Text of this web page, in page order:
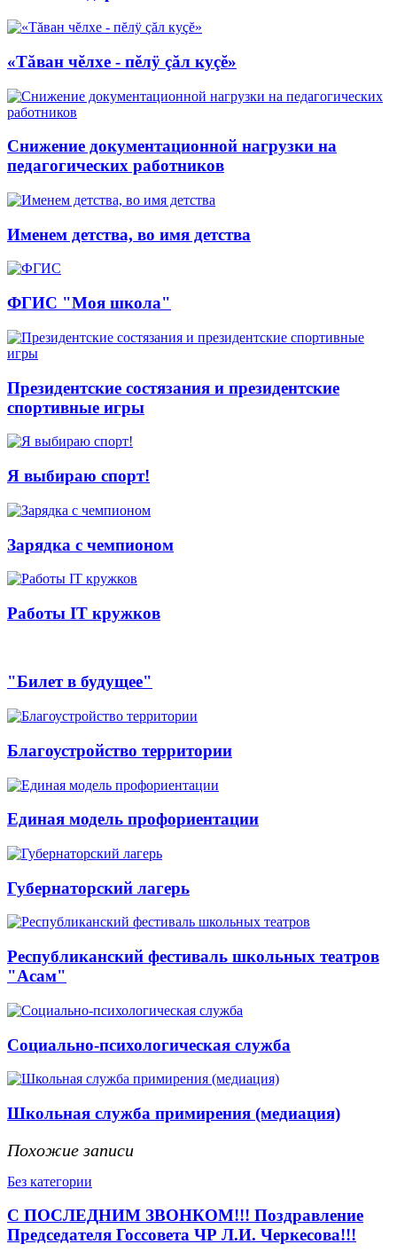
«Тăван чĕлхе - пĕлÿ çăл куçĕ»
Снижение документационной нагрузки на
педагогических работников
Именем детства, во имя детства
ФГИС "Моя школа"
Президентские состязания и президентские
спортивные игры
Я выбираю спорт!
Зарядка с чемпионом
Работы IT кружков
"Билет в будущее"
Благоустройство территории
Единая модель профориентации
Губернаторский лагерь
Республиканский фестиваль школьных театров
"Асам"
Социально-психологическая служба
Школьная служба примирения (медиация)
Похожие записи
Без категории
С ПОСЛЕДНИМ ЗВОНКОМ!!! Поздравление
Председателя Госсовета ЧР Л.И. Черкесова!!!